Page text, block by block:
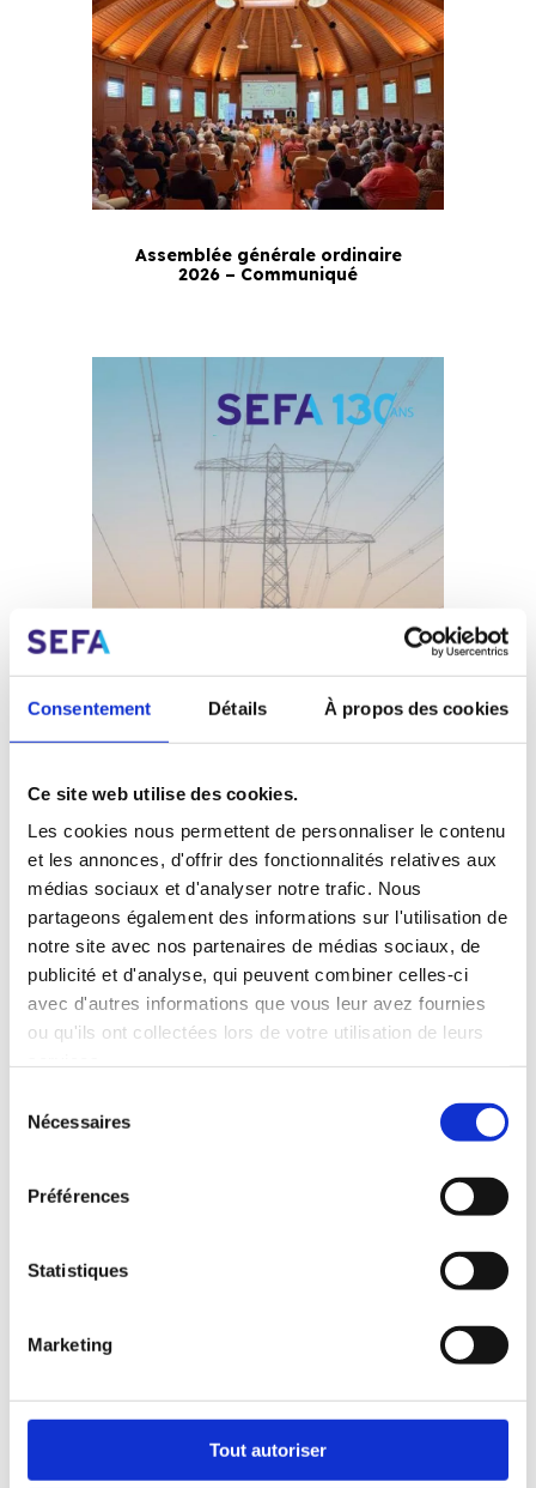
Consentement Détails À propos des cookies
Ce site web utilise des cookies.
Les cookies nous permettent de personnaliser le contenu
et les annonces, d'offrir des fonctionnalités relatives aux
médias sociaux et d'analyser notre trafic. Nous
partageons également des informations sur l'utilisation de
notre site avec nos partenaires de médias sociaux, de
publicité et d'analyse, qui peuvent combiner celles-ci
avec d'autres informations que vous leur avez fournies
ou qu'ils ont collectées lors de votre utilisation de leurs
Nécessaires
Préférences
Statistiques
Marketing
Tout autoriser
Assemblée générale ordinaire
2026 – Communiqué
Communiqué tarifs 2026
TOUS NOS ARTICLES